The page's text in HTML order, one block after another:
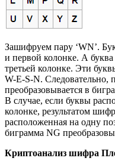
Зашифруем пару ‘WN’.
и первой колонке. А
третьей колонке. Эти
W-E-S-N.
преобразовывается в
В случае, если буквы
колонке, результатом
расположенная на одну
биграмма NG
Криптоанализ шифра